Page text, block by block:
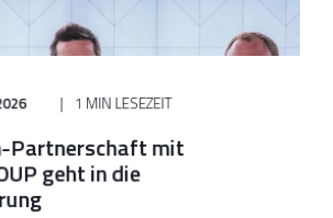
1 MIN LESEZEIT
Partnerschaft mit
geht in die